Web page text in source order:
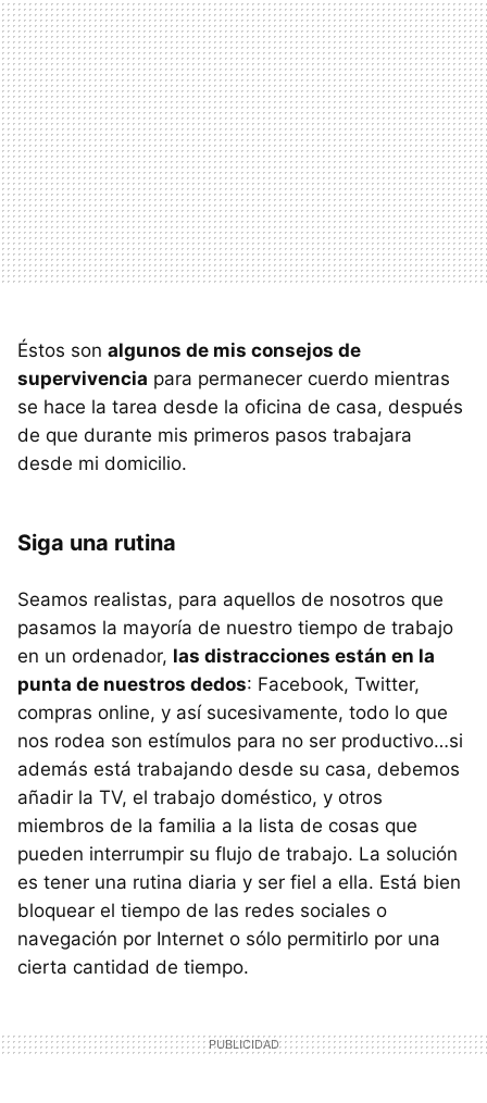
Éstos son algunos de mis consejos de
supervivencia para permanecer cuerdo mientras
se hace la tarea desde la oficina de casa, después
de que durante mis primeros pasos trabajara
desde mi domicilio.
Siga una rutina
Seamos realistas, para aquellos de nosotros que
pasamos la mayoría de nuestro tiempo de trabajo
en un ordenador, las distracciones están en la
punta de nuestros dedos: Facebook, Twitter,
compras online, y así sucesivamente, todo lo que
nos rodea son estímulos para no ser productivo…si
además está trabajando desde su casa, debemos
añadir la TV, el trabajo doméstico, y otros
miembros de la familia a la lista de cosas que
pueden interrumpir su flujo de trabajo. La solución
es tener una rutina diaria y ser fiel a ella. Está bien
bloquear el tiempo de las redes sociales o
navegación por Internet o sólo permitirlo por una
cierta cantidad de tiempo.